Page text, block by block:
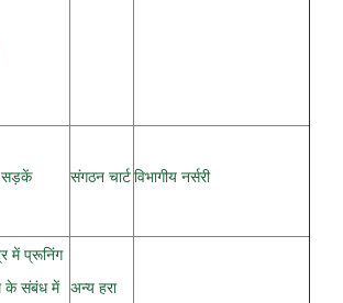
सड़कें संगठन चार्टविभागीय नर्सरी
में प्रूनिंग
के संबंध में अन्य हरा